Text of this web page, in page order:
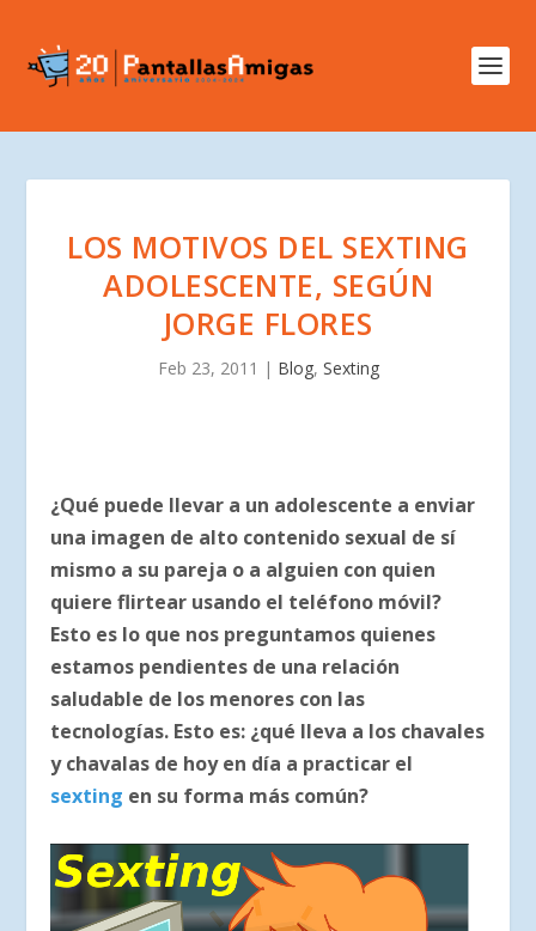
LOS MOTIVOS DEL SEXTING
ADOLESCENTE, SEGÚN
JORGE FLORES
Feb 23, 2011 | Blog, Sexting
¿Qué puede llevar a un adolescente a enviar
una imagen de alto contenido sexual de sí
mismo a su pareja o a alguien con quien
quiere flirtear usando el teléfono móvil?
Esto es lo que nos preguntamos quienes
estamos pendientes de una relación
saludable de los menores con las
tecnologías. Esto es: ¿qué lleva a los chavales
y chavalas de hoy en día a practicar el
sexting en su forma más común?